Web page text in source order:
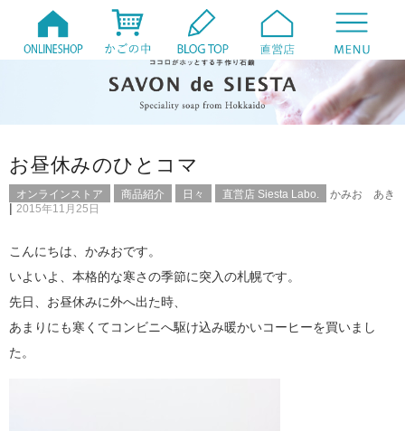
お昼休みのひとコマ
オンラインストア 商品紹介 日々 直営店 Siesta Labo. かみお あき
| 2015年11月25日
こんにちは、かみおです。
いよいよ、本格的な寒さの季節に突入の札幌です。
先日、お昼休みに外へ出た時、
あまりにも寒くてコンビニへ駆け込み暖かいコーヒーを買いまし
た。